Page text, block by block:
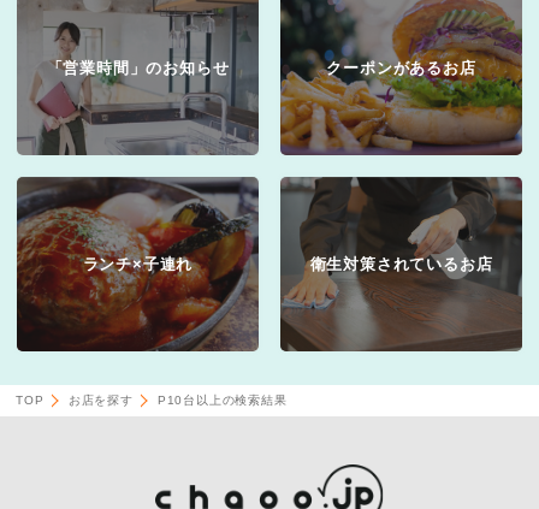
「営業時間」のお知らせ クーポンがあるお店
ランチ×子連れ 衛生対策されているお店
TOP お店を探す P10台以上の検索結果